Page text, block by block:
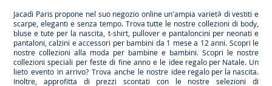
Jacadi Paris propone nel suo negozio online un'ampia varietà di vestiti e
scarpe, eleganti e senza tempo. Trova tutte le nostre collezioni di body,
bluse e tute per la nascita, t-shirt, pullover e pantaloncini per neonati e
pantaloni, calzini e accessori per bambini da 1 mese a 12 anni. Scopri le
nostre collezioni alla moda per bambine e bambini. Scopri le nostre
collezioni speciali per feste di fine anno e le idee regalo per Natale. Un
lieto evento in arrivo? Trova anche le nostre idee regalo per la nascita.
Inoltre, approfitta di prezzi scontati con le nostre selezioni di